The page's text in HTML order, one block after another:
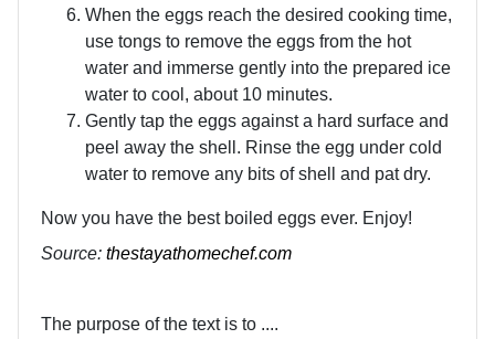
When the eggs reach the desired cooking time,
use tongs to remove the eggs from the hot
water and immerse gently into the prepared ice
water to cool, about 10 minutes.
Gently tap the eggs against a hard surface and
peel away the shell. Rinse the egg under cold
water to remove any bits of shell and pat dry.
Now you have the best boiled eggs ever. Enjoy!
Source: thestayathomechef.com
The purpose of the text is to ....